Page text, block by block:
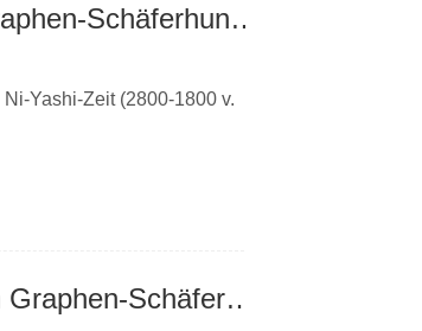
Bringen Sie den Ursprung des anmutigen Graphen-Schäferhundes und die Geschichte zum Ausdruck
Yashi-Zeit (2800-1800 v.
Einer bringt den Lebenslauf eines anmutigen Graphen-Schäferhundes mit, finden Sie ihn bitte!